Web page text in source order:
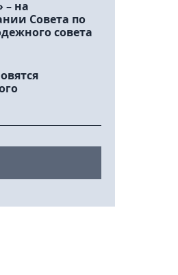
– на
Совета по
совета